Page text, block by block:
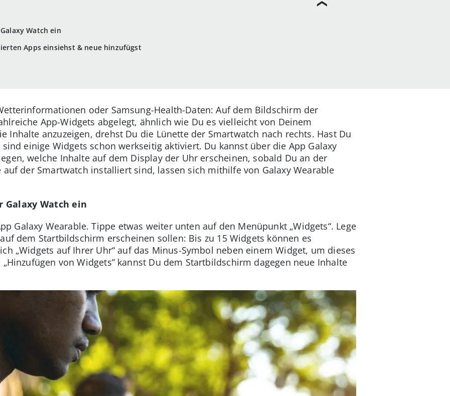
Watch ein
Apps einsiehst & neue hinzufügst
oder Samsung-Health-Daten: Auf dem Bildschirm der
App-Widgets abgelegt, ähnlich wie Du es vielleicht von Deinem
Inhalte anzuzeigen, drehst Du die Lünette der Smartwatch nach rechts. Hast Du
sind einige Widgets schon werkseitig aktiviert. Du kannst über die App Galaxy
welche Inhalte auf dem Display der Uhr erscheinen, sobald Du an der
auf der Smartwatch installiert sind, lassen sich mithilfe von Galaxy Wearable
Galaxy Watch ein
Galaxy Wearable. Tippe etwas weiter unten auf den Menüpunkt „Widgets“. Lege
dem Startbildschirm erscheinen sollen: Bis zu 15 Widgets können es
„Widgets auf Ihrer Uhr“ auf das Minus-Symbol neben einem Widget, um dieses
von Widgets” kannst Du dem Startbildschirm dagegen neue Inhalte